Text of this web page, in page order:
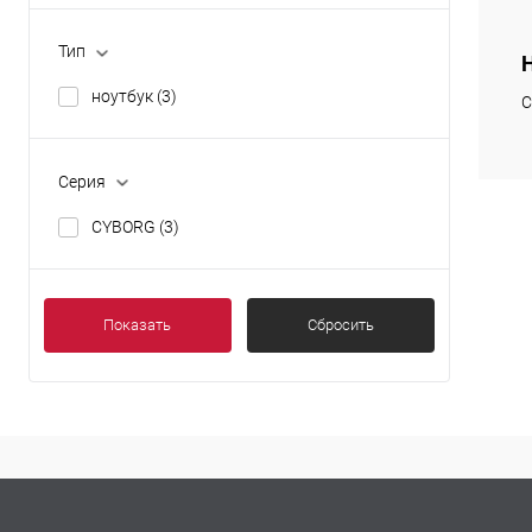
Тип
ноутбук (3)
Серия
CYBORG (3)
Показать Сбросить
клик